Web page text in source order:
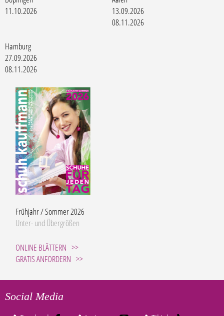
11.10.2026
13.09.2026
08.11.2026
Hamburg
27.09.2026
08.11.2026
Frühjahr / Sommer 2026
Unter- und Übergrößen
ONLINE BLÄTTERN
GRATIS ANFORDERN
Social Media